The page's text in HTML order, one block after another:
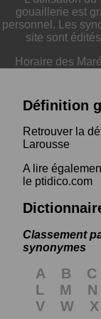
gouaillerie est
personnel. Les
site sont
Horaire des
Définition
Retrouver la
Larousse
A lire
le ptidico.com
Classement
synonymes
A B C
L
M N
V
W X